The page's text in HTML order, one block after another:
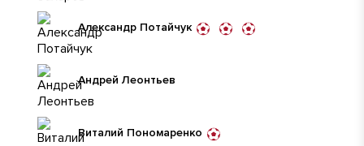
Александр Потайчук
Андрей Леонтьев
Виталий Пономаренко